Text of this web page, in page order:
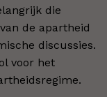
die
de apartheid
discussies.
voor het